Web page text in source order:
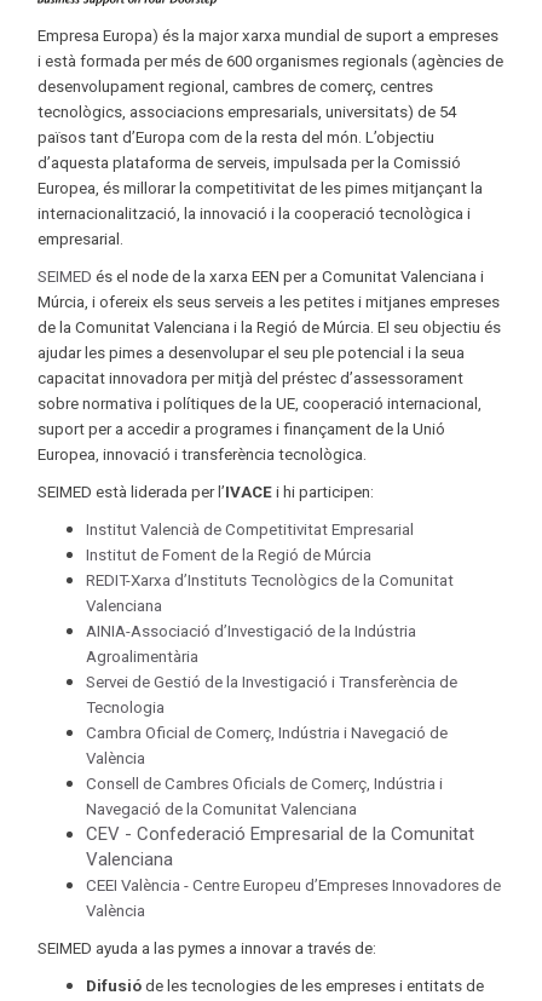
Empresa Europa) és la major xarxa mundial de suport a empreses
i està formada per més de 600 organismes regionals (agències de
desenvolupament regional, cambres de comerç, centres
tecnològics, associacions empresarials, universitats) de 54
països tant d’Europa com de la resta del món. L’objectiu
d’aquesta plataforma de serveis, impulsada per la Comissió
Europea, és millorar la competitivitat de les pimes mitjançant la
internacionalització, la innovació i la cooperació tecnològica i
empresarial.
SEIMED és el node de la xarxa EEN per a Comunitat Valenciana i
Múrcia, i ofereix els seus serveis a les petites i mitjanes empreses
de la Comunitat Valenciana i la Regió de Múrcia. El seu objectiu és
ajudar les pimes a desenvolupar el seu ple potencial i la seua
capacitat innovadora per mitjà del préstec d’assessorament
sobre normativa i polítiques de la UE, cooperació internacional,
suport per a accedir a programes i finançament de la Unió
Europea, innovació i transferència tecnològica.
SEIMED està liderada per l’IVACE i hi participen:
Institut Valencià de Competitivitat Empresarial
Institut de Foment de la Regió de Múrcia
REDIT-Xarxa d’Instituts Tecnològics de la Comunitat
Valenciana
AINIA-Associació d’Investigació de la Indústria
Agroalimentària
Servei de Gestió de la Investigació i Transferència de
Tecnologia
Cambra Oficial de Comerç, Indústria i Navegació de
València
Consell de Cambres Oficials de Comerç, Indústria i
Navegació de la Comunitat Valenciana
CEV - Confederació Empresarial de la Comunitat
Valenciana
CEEI València - Centre Europeu d’Empreses Innovadores de
València
SEIMED ayuda a las pymes a innovar a través de:
Difusió de les tecnologies de les empreses i entitats de